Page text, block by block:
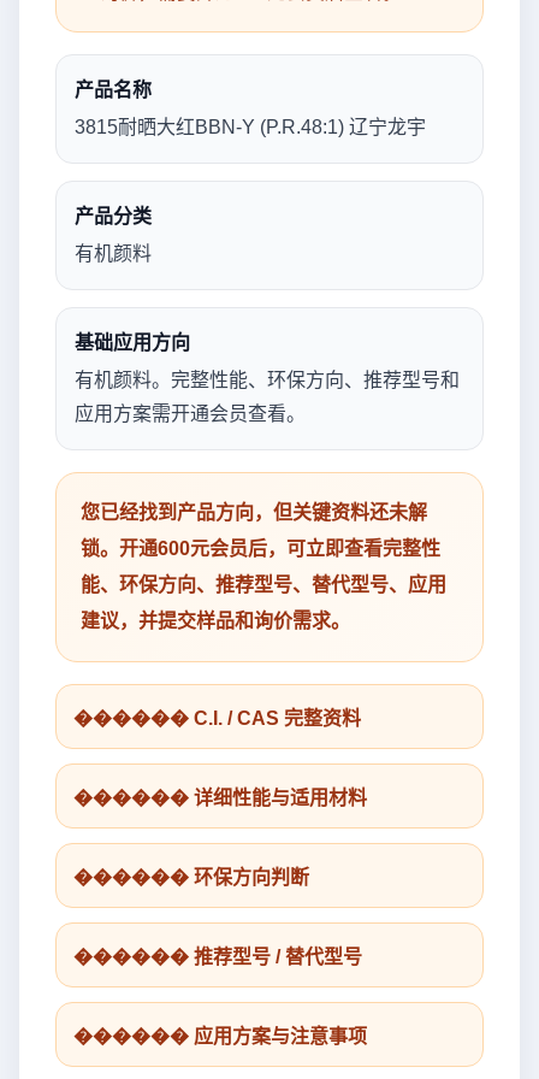
产品名称
3815耐晒大红BBN-Y (P.R.48:1) 辽宁龙宇
产品分类
有机颜料
基础应用方向
有机颜料。完整性能、环保方向、推荐型号和
应用方案需开通会员查看。
您已经找到产品方向，但关键资料还未解
锁。开通600元会员后，可立即查看完整性
能、环保方向、推荐型号、替代型号、应用
建议，并提交样品和询价需求。
������ C.I. / CAS 完整资料
������ 详细性能与适用材料
������ 环保方向判断
������ 推荐型号 / 替代型号
������ 应用方案与注意事项